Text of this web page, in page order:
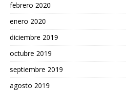
febrero 2020
enero 2020
diciembre 2019
octubre 2019
septiembre 2019
agosto 2019